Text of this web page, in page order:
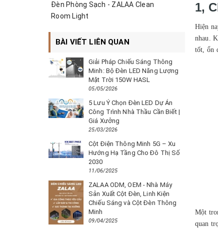
1,
Hiện
nhau.
tốt, ổn
Một
quan
Đèn Phòng Sạch - ZALAA Clean
Room Light
BÀI VIẾT LIÊN QUAN
Giải Pháp Chiếu Sáng Thông
Minh: Bộ Đèn LED Năng Lượng
Mặt Trời 150W HASL
05/05/2026
5 Lưu Ý Chọn Đèn LED Dự Án
Công Trình Nhà Thầu Cần Biết |
Giá Xưởng
25/03/2026
Cột Điện Thông Minh 5G – Xu
Hướng Hạ Tầng Cho Đô Thị Số
2030
11/06/2025
ZALAA ODM, OEM - Nhà Máy
Sản Xuất Cột Đèn, Linh Kiện
Chiếu Sáng và Cột Đèn Thông
Minh
09/04/2025